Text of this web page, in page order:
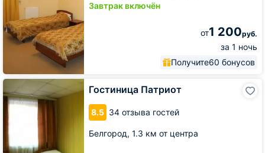
Завтрак включён
от1 200руб.
за 1 ночь
Получите60 бонусов
Гостиница Патриот
8.5 34 отзыва гостей
Белгород, 1.3 км от центра
Гостиница
Патриот